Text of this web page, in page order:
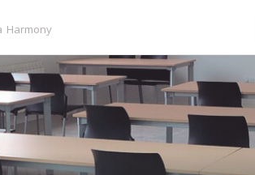
Harmony